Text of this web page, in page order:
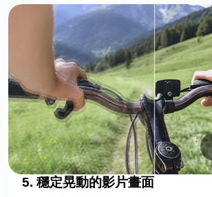
5. 穩定晃動的影片畫面